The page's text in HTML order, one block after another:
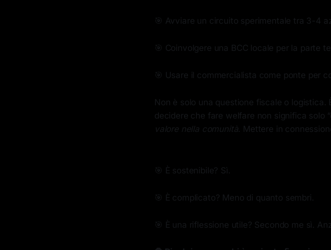
🎯 Avviare un circuito sperimentale tra 3-4
🎯 Coinvolgere una BCC locale per la parte
🎯 Usare il commercialista come ponte per
Non è solo una questione fiscale o
decidere che fare welfare non significa solo
valore nella comunità. Mettere in
🎯 È sostenibile? Sì.
🎯 È complicato? Meno di quanto sembri.
🎯 È una riflessione utile? Secondo me sì.